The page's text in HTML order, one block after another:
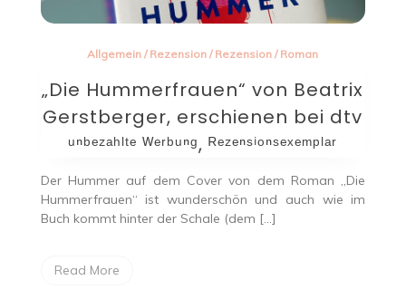
Allgemein / Rezension / Rezension / Roman
„Die Hummerfrauen“ von Beatrix
Gerstberger, erschienen bei dtv
ᵘⁿᵇᵉᶻᵃʰˡᵗᵉ ᵂᵉʳᵇᵘⁿᵍ, ᴿᵉᶻᵉⁿˢⁱᵒⁿˢᵉˣᵉᵐᵖˡᵃʳ
Der Hummer auf dem Cover von dem Roman „Die
Hummerfrauen“ ist wunderschön und auch wie im
Buch kommt hinter der Schale (dem […]
Read More